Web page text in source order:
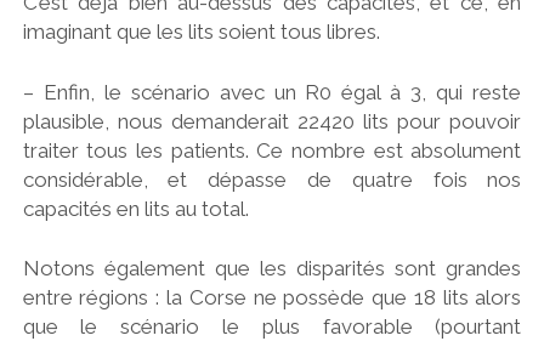
imaginant que les lits soient tous libres.
– Enfin, le scénario avec un R0 égal à 3, qui reste
plausible, nous demanderait 22420 lits pour pouvoir
traiter tous les patients. Ce nombre est absolument
considérable, et dépasse de quatre fois nos
capacités en lits au total.
Notons également que les disparités sont grandes
entre régions : la Corse ne possède que 18 lits alors
que le scénario le plus favorable (pourtant